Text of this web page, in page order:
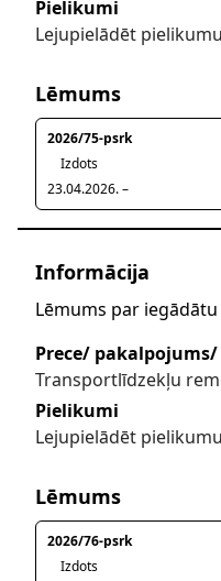
Pielikumi
Lejupielādēt pielikumu
Lēmums
2026/75-psrk
Izdots
23.04.2026. –
Informācija
Lēmums par
Prece/
Transportlīdzekļu
Pielikumi
Lejupielādēt pielikumu
Lēmums
2026/76-psrk
Izdots